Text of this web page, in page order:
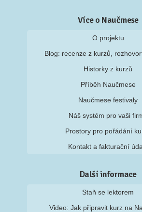
Více o Naučmese
O projektu
Blog: recenze z kurzů,
Historky z kurzů
Příběh Naučmese
Naučmese festivaly
Náš systém pro vaši
Prostory pro pořádání
Kontakt a fakturační
Další informace
Staň se lektorem
Video: Jak připravit kurz na